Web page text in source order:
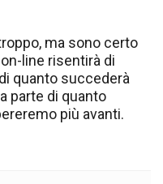
ma sono certo
line risentirà di
quanto succederà
parte di quanto
più avanti.